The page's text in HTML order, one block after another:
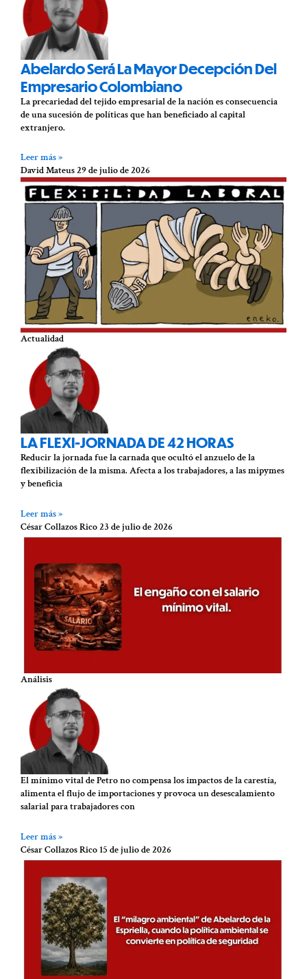
Abelardo Será La Mayor Decepción Del
Empresario Colombiano
La precariedad del tejido empresarial de la nación es consecuencia
de una sucesión de políticas que han beneficiado al capital
extranjero.
Leer más »
David Mateus29 de julio de 2026
Actualidad
LA FLEXI-JORNADA DE 42 HORAS
Reducir la jornada fue la carnada que ocultó el anzuelo de la
flexibilización de la misma. Afecta a los trabajadores, a las mipymes
y beneficia
Leer más »
César Collazos Rico23 de julio de 2026
Análisis
El mínimo vital de Petro no compensa los impactos de la carestía,
alimenta el flujo de importaciones y provoca un desescalamiento
salarial para trabajadores con
Leer más »
César Collazos Rico 15 de julio de 2026